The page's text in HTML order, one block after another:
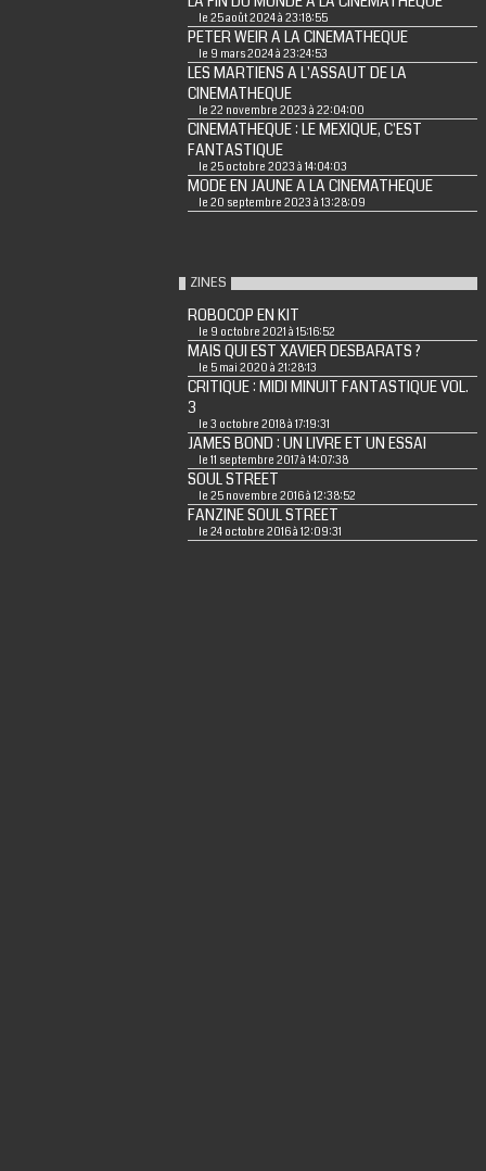
le 25 août 2024 à 23:18:55
PETER WEIR A LA CINEMATHEQUE
le 9 mars 2024 à 23:24:53
LES MARTIENS A L'ASSAUT DE LA
CINEMATHEQUE
le 22 novembre 2023 à 22:04:00
CINEMATHEQUE : LE MEXIQUE, C'EST
FANTASTIQUE
le 25 octobre 2023 à 14:04:03
MODE EN JAUNE A LA CINEMATHEQUE
le 20 septembre 2023 à 13:28:09
ZINES
ROBOCOP EN KIT
le 9 octobre 2021 à 15:16:52
MAIS QUI EST XAVIER DESBARATS ?
le 5 mai 2020 à 21:28:13
CRITIQUE : MIDI MINUIT FANTASTIQUE VOL.
3
le 3 octobre 2018 à 17:19:31
JAMES BOND : UN LIVRE ET UN ESSAI
le 11 septembre 2017 à 14:07:38
SOUL STREET
le 25 novembre 2016 à 12:38:52
FANZINE SOUL STREET
le 24 octobre 2016 à 12:09:31